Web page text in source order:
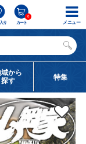
り カート
0
から
探す
特集
メニュー